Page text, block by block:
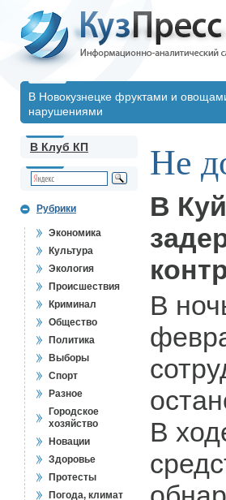
В Новокузнецке фруктами и
нарушениями
В Клуб КП
Рубрики
Экономика
Культура
Экология
Происшествия
Криминал
Общество
Политика
Выборы
Спорт
Разное
Городское
хозяйство
Новации
Здоровье
Протесты
Погода, климат
Не
В
В
В